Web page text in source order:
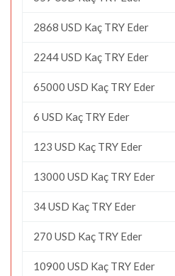
2868 USD Kaç TRY Eder
2244 USD Kaç TRY Eder
65000 USD Kaç TRY Eder
6 USD Kaç TRY Eder
123 USD Kaç TRY Eder
13000 USD Kaç TRY Eder
34 USD Kaç TRY Eder
270 USD Kaç TRY Eder
10900 USD Kaç TRY Eder